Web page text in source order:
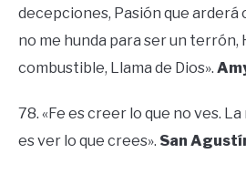
decepciones, Pasión que arderá
no me hunda para ser un terrón,
combustible, Llama de Dios».
78. «Fe es creer lo que no ves.
es ver lo que crees». San